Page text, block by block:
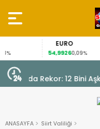
54,99260,09%
Siirt Eğitim ve
Emzirme Haftası
ANASAYFA
Siirt Valiliği